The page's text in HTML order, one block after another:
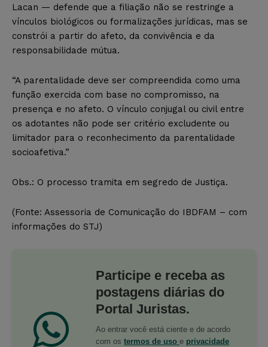
Lacan — defende que a filiação não se restringe a
vínculos biológicos ou formalizações jurídicas, mas se
constrói a partir do afeto, da convivência e da
responsabilidade mútua.
“A parentalidade deve ser compreendida como uma
função exercida com base no compromisso, na
presença e no afeto. O vínculo conjugal ou civil entre
os adotantes não pode ser critério excludente ou
limitador para o reconhecimento da parentalidade
socioafetiva.”
Obs.: O processo tramita em segredo de Justiça.
(Fonte: Assessoria de Comunicação do IBDFAM – com
informações do STJ)
Participe e receba as
postagens diárias do
Portal Juristas.
Ao entrar você está ciente e de acordo
com os termos de uso e privacidade